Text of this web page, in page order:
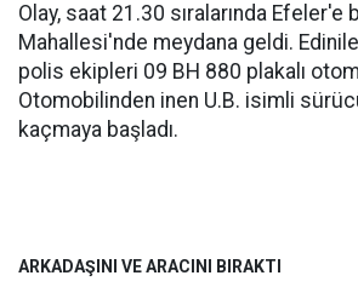
Olay, saat 21.30 sıralarında Efeler'e
Mahallesi'nde meydana geldi.
polis ekipleri 09 BH 880 plakalı
Otomobilinden inen U.B. isimli
kaçmaya başladı.
ARKADAŞINI VE ARACINI BIRAKTI